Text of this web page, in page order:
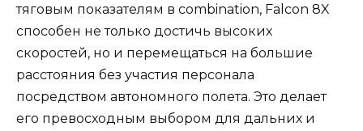
тяговым показателям в combination, Falcon 8X
способен не только достичь высоких
скоростей, но и перемещаться на большие
расстояния без участия персонала
посредством автономного полета. Это делает
его превосходным выбором для дальних и